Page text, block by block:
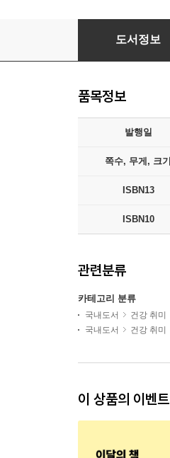
통증 너머의 삶
도서정보
품목정보
발행일
쪽수, 무게, 크기
ISBN13
ISBN10
관련분류
카테고리 분류
국내도서 건강 취미
국내도서
건강 취미
이 상품의 이벤트